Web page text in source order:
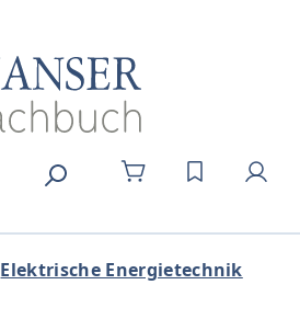
DU HAST 0
Elektrische Energietechnik